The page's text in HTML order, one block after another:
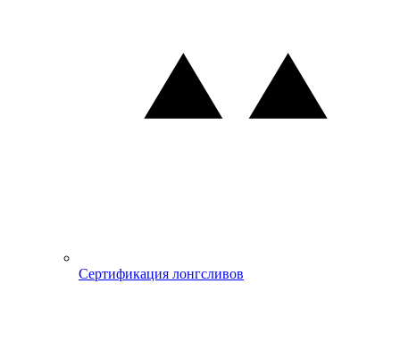
Сертификация лонгсливов